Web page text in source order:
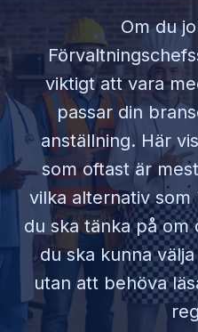
Om du
viktigt att vara
passar din
anställning. Här
som oftast är
vilka alternativ
du ska tänka på
du ska kunna
utan att behöva